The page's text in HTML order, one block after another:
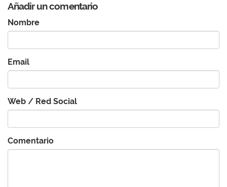
Añadir un comentario
Nombre
Email
Web / Red Social
Comentario